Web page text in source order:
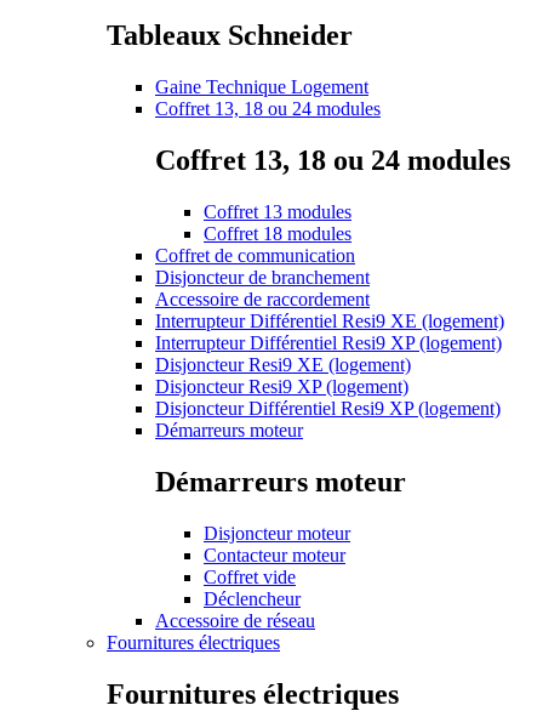
Tableaux Schneider
Gaine Technique Logement
Coffret 13, 18 ou 24 modules
Coffret 13, 18 ou 24 modules
Coffret 13 modules
Coffret 18 modules
Coffret de communication
Disjoncteur de branchement
Accessoire de raccordement
Interrupteur Différentiel Resi9 XE (logement)
Interrupteur Différentiel Resi9 XP (logement)
Disjoncteur Resi9 XE (logement)
Disjoncteur Resi9 XP (logement)
Disjoncteur Différentiel Resi9 XP (logement)
Démarreurs moteur
Démarreurs moteur
Disjoncteur moteur
Contacteur moteur
Coffret vide
Déclencheur
Accessoire de réseau
Fournitures électriques
Fournitures électriques